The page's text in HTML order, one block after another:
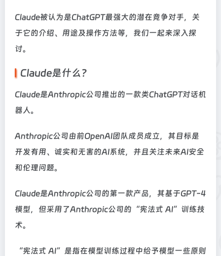
Claude被认为是ChatGPT最强大的潜在竞争对手，关
于它的介绍、用途及操作方法等，我们一起来深入探
讨。
Claude是什么？
Claude是Anthropic公司推出的一款类ChatGPT对话机
器人。
Anthropic公司由前OpenAI团队成员成立，其目标是
开发有用、诚实和无害的AI系统，并且关注未来AI安全
和伦理问题。
Claude是Anthropic公司的第一款产品，其基于GPT-4
模型，但采用了Anthropic公司的“宪法式 AI”训练技
术。
“宪法式 AI”是指在模型训练过程中给予模型一些原则